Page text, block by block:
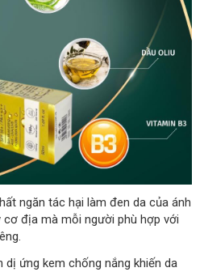
ngăn tác hại làm đen da của ánh
cơ địa mà mỗi người phù hợp với
dị ứng kem chống nắng khiến da